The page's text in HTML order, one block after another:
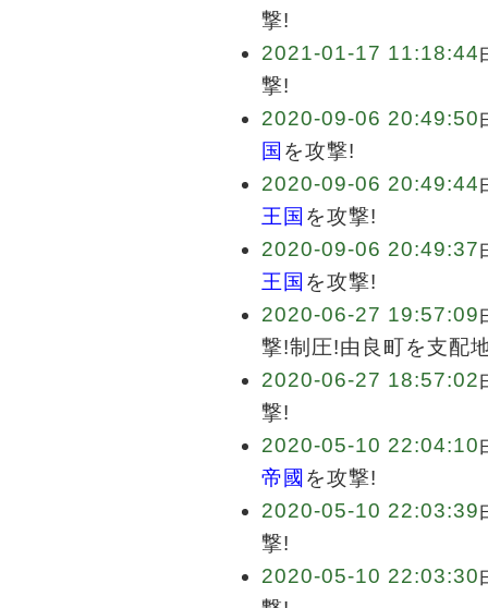
撃!
2021-01-17 11:18:44
撃!
2020-09-06 20:49:50
国 を攻撃!
2020-09-06 20:49:44
王国 を攻撃!
2020-09-06 20:49:37
王国 を攻撃!
2020-06-27 19:57:09
撃!制圧!由良町を支配
2020-06-27 18:57:02
撃!
2020-05-10 22:04:10
帝國 を攻撃!
2020-05-10 22:03:39
撃!
2020-05-10 22:03:30